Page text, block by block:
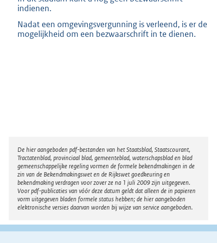
:indienen.
Nadat een omgevingsvergunning is verleend, is er de
mogelijkheid om een bezwaarschrift in te dienen.
Disclaimer
De hier aangeboden pdf-bestanden van het Staatsblad, Staatscourant,
Tractatenblad, provinciaal blad, gemeenteblad, waterschapsblad en blad
gemeenschappelijke regeling vormen de formele bekendmakingen in de
zin van de Bekendmakingswet en de Rijkswet goedkeuring en
bekendmaking verdragen voor zover ze na 1 juli 2009 zijn uitgegeven.
Voor pdf-publicaties van vóór deze datum geldt dat alleen de in papieren
vorm uitgegeven bladen formele status hebben; de hier aangeboden
elektronische versies daarvan worden bij wijze van service aangeboden.